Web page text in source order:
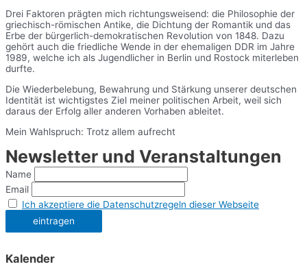
Drei Faktoren prägten mich richtungsweisend: die Philosophie der
griechisch-römischen Antike, die Dichtung der Romantik und das
Erbe der bürgerlich-demokratischen Revolution von 1848. Dazu
gehört auch die friedliche Wende in der ehemaligen DDR im Jahre
1989, welche ich als Jugendlicher in Berlin und Rostock miterleben
durfte.
Die Wiederbelebung, Bewahrung und Stärkung unserer deutschen
Identität ist wichtigstes Ziel meiner politischen Arbeit, weil sich
daraus der Erfolg aller anderen Vorhaben ableitet.
Mein Wahlspruch: Trotz allem aufrecht
Newsletter und Veranstaltungen
Name
Email
Ich akzeptiere die Datenschutzregeln dieser Webseite
Kalender